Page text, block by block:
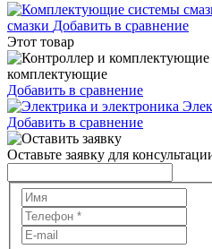
смазки Добавить в сравнение
Этот товар
комплектующие
Добавить в сравнение
Добавить в сравнение
Оставьте заявку для